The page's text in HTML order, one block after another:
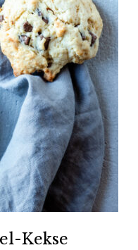
Kekse